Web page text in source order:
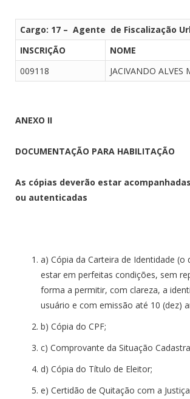
Cargo: 17 – Agente de Fiscalização
INSCRIÇÃO
NOME
009118
JACIVANDO ALVES
ANEXO II
DOCUMENTAÇÃO PARA HABILITAÇÃO
As cópias deverão estar
ou autenticadas
a) Cópia da Carteira de Identidade (o
estar em perfeitas condições, sem
forma a permitir, com clareza, a
usuário e com emissão até 10 (dez)
b) Cópia do CPF;
c) Comprovante da Situação
d) Cópia do Título de Eleitor;
e) Certidão de Quitação com a